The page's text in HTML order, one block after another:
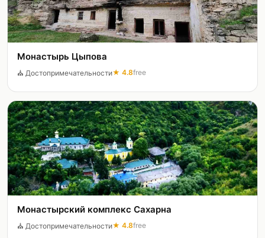
Монастырь Цыпова
⛪ Достопримечательности★ 4.8free
Монастырский комплекс Сахарна
⛪ Достопримечательности★ 4.8free